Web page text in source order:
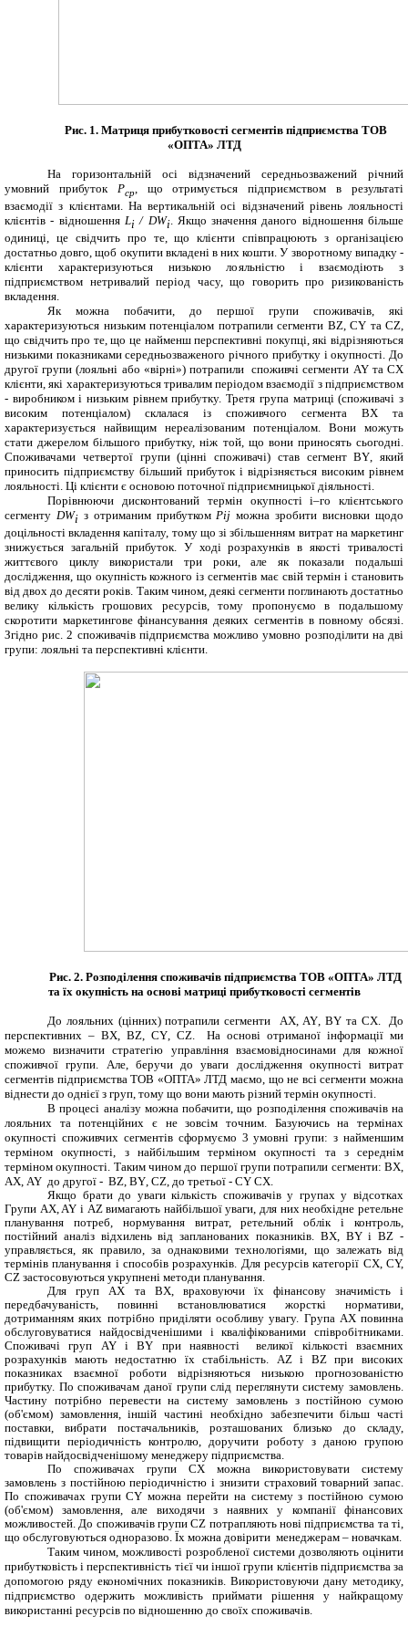
Рис. 1. Матриця прибутковості сегментів підприємства ТОВ
«ОПТА» ЛТД
На горизонтальній осі відзначений середньозважений річний
умовний прибуток Pср, що отримується підприємством в результаті
взаємодії з клієнтами. На вертикальній осі відзначений рівень лояльності
клієнтів - відношення Li/ DWi. Якщо значення даного відношення більше
одиниці, це свідчить про те, що клієнти співпрацюють з організацією
достатньо довго, щоб окупити вкладені в них кошти. У зворотному випадку -
клієнти характеризуються низькою лояльністю і взаємодіють з
підприємством нетривалий період часу, що говорить про ризикованість
вкладення.
Як можна побачити, до першої групи споживачів, які
характеризуються низьким потенціалом потрапили сегменти BZ, CY та CZ
що свідчить про те, що це найменш перспективні покупці, які відрізняються
низькими показниками середньозваженого річного прибутку і окупності. До
другої групи (лояльні або «вірні») потрапили споживчі сегменти AYтаCX
клієнти, які характеризуються тривалим періодом взаємодії з підприємством
- виробником і низьким рівнем прибутку. Третя група матриці (споживачі з
високим потенціалом) склалася із споживчого сегмента BX та
характеризується найвищим нереалізованим потенціалом. Вони можуть
стати джерелом більшого прибутку, ніж той, що вони приносять сьогодні.
Споживачами четвертої групи (цінні споживачі) став сегментBY , який
приносить підприємству більший прибуток і відрізняється високим рівнем
лояльності. Ці клієнти є основою поточної підприємницької діяльності.
Порівнюючи дисконтований термін окупностіi–го клієнтського
сегменту DWi з отриманим прибутком Pij можна зробити висновки щодо
доцільності вкладення капіталу, тому що зі збільшенням витрат на маркетинг
знижується загальній прибуток. У ході розрахунків в якості тривалості
життєвого циклу використали три роки, але як показали подальші
дослідження, що окупність кожного із сегментів має свій термін і становить
від двох до десяти років. Таким чином, деякі сегменти поглинають достатньо
велику кількість грошових ресурсів, тому пропонуємо в подальшому
скоротити маркетингове фінансування деяких сегментів в повному обсязі.
Згідно рис. 2 споживачів підприємства можливо умовно розподілити на дві
групи: лояльні та перспективні клієнти.
Рис. 2. Розподілення споживачів підприємства ТОВ «ОПТА» ЛТД
та їх окупність на основі матриці прибутковості сегментів
До лояльних (цінних) потрапили сегменти AX, AY ,BY та CX. До
перспективних – BX, BZ, CY, CZ. На основі отриманої інформації ми
можемо визначити стратегію управління взаємовідносинами для кожної
споживчої групи. Але, беручи до уваги дослідження окупності витрат
сегментів підприємства ТОВ «ОПТА» ЛТД маємо, що не всі сегменти можна
віднести до однієї з груп, тому що вони мають різний термін окупності.
В процесі аналізу можна побачити, що розподілення споживачів на
лояльних та потенційних є не зовсім точним. Базуючись на термінах
окупності споживчих сегментів сформуємо 3 умовні групи: з найменшим
терміном окупності, з найбільшим терміном окупності та з середнім
терміном окупності. Таким чином до першої групи потрапили сегменти: BX
AX AY до другої - BZ BY CZ , до третьої - CY CX
Якщо брати до уваги кількість споживачів у групах у відсотках
Групи AX, AY і AZ вимагають найбільшої уваги , для них необхідне ретельне
планування потреб,
нормування витрат, ретельний облік іконтроль
постійний аналіз відхилень від запланованих показників. BX, BYі BZ -
управляється,
як правило, за однаковими технологіями , що залежать від
термінів планування і способів розрахунків. Для ресурсів категорії CX, CY,
CZ застосовуються укрупнені методи планування.
Для груп AX та BX, враховуючи їх фінансову значимість і
передбачуваність, повинні встановлюватися жорсткі нормативи,
дотриманням яких потрібно приділяти особливу увагу. Група AX повинна
обслуговуватися найдосвідченішими і кваліфікованими співробітниками.
Споживачі груп AY і BY при наявності великої кількості взаємних
розрахунків мають недостатню їх стабільність. AZ і BZ при високих
показниках взаємної роботи відрізняються низькою прогнозованістю
прибутку. По споживачам даної групи слід переглянути систему замовлень.
Частину потрібно перевести на систему замовлень з постійною сумою
(об'ємом) замовлення, іншій частині необхідно забезпечити більш часті
поставки, вибрати постачальників, розташованих близько до складу,
підвищити періодичність контролю, доручити роботу з даною групою
товарів найдосвідченішому менеджеру підприємства.
По споживачах групи СХ можна використовувати систему
замовлень з постійною періодичністю і знизити страховий товарний запас.
По споживачах групи CY можна перейти на систему з постійною сумою
(об'ємом) замовлення, але виходячи з наявних у компанії фінансових
можливостей. До споживачів групи CZ потрапляють нові підприємства та ті,
що обслуговуються одноразово. Їх можна довірити менеджерам – новачкам.
Таким чином, можливості розробленої системи дозволяють оцінити
прибутковість і перспективність тієї чи іншої групи клієнтів підприємства за
допомогою ряду економічних показників. Використовуючи дану методику,
підприємство одержить можливість приймати рішення у найкращому
використанні ресурсів по відношенню до своїх споживачів.